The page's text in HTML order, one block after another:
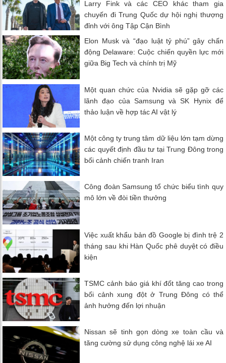
Larry Fink và các CEO khác tham gia
chuyến đi Trung Quốc dự hội nghị thượng
đỉnh với ông Tập Cận Bình
Elon Musk và “đạo luật tỷ phú” gây chấn
động Delaware: Cuộc chiến quyền lực mới
giữa Big Tech và chính trị Mỹ
Một quan chức của Nvidia sẽ gặp gỡ các
lãnh đạo của Samsung và SK Hynix để
thảo luận về hợp tác AI vật lý
Một công ty trung tâm dữ liệu lớn tạm dừng
các quyết định đầu tư tại Trung Đông trong
bối cảnh chiến tranh Iran
Công đoàn Samsung tổ chức biểu tình quy
mô lớn về đòi tiền thưởng
Việc xuất khẩu bản đồ Google bị đình trệ 2
tháng sau khi Hàn Quốc phê duyệt có điều
kiện
TSMC cảnh báo giá khí đốt tăng cao trong
bối cảnh xung đột ở Trung Đông có thể
ảnh hưởng đến lợi nhuận
Nissan sẽ tinh gọn dòng xe toàn cầu và
tăng cường sử dụng công nghệ lái xe AI